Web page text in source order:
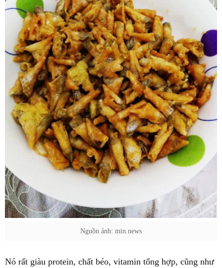
Nguồn ảnh: min.news
Nó rất giàu protein, chất béo, vitamin tổng hợp, cũng như